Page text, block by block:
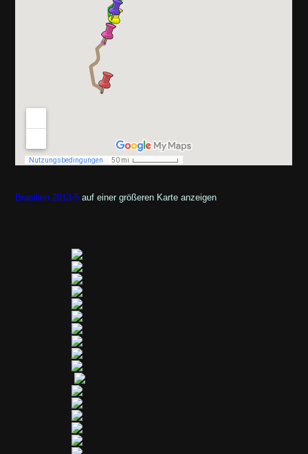
Brasilien 2013-5 auf einer größeren Karte anzeigen